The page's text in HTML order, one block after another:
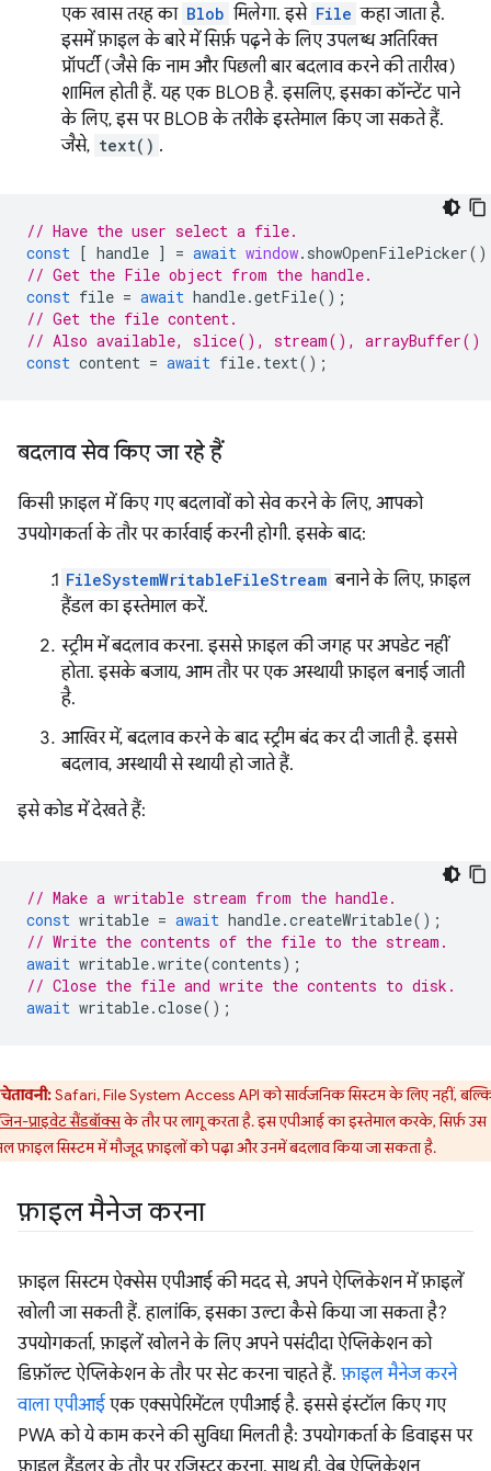
एक खास तरह का Blob मिलेगा. इसे File कहा जाता है.
इसमें फ़ाइल के बारे में सिर्फ़ पढ़ने के लिए उपलब्ध अतिरिक्त
प्रॉपर्टी (जैसे कि नाम और पिछली बार बदलाव करने की तारीख)
शामिल होती हैं. यह एक BLOB है. इसलिए, इसका कॉन्टेंट पाने
के लिए, इस पर BLOB के तरीके इस्तेमाल किए जा सकते हैं.
जैसे, text() .
// Have the user select a file.
const [ handle ] = await window. showOpenFilePicker
// Get the File object from the handle.
const file = await handle.getFile();
// Get the file content.
// Also available, slice(), stream(), arrayBuffer()
const content = await file. text();
बदलाव सेव किए जा रहे हैं
किसी फ़ाइल में किए गए बदलावों को सेव करने के लिए, आपको
उपयोगकर्ता के तौर पर कार्रवाई करनी होगी. इसके बाद:
FileSystemWritableFileStream बनाने के लिए, फ़ाइल
हैंडल का इस्तेमाल करें.
स्ट्रीम में बदलाव करना. इससे फ़ाइल की जगह पर अपडेट नहीं
होता. इसके बजाय, आम तौर पर एक अस्थायी फ़ाइल बनाई जाती
है.
आखिर में, बदलाव करने के बाद स्ट्रीम बंद कर दी जाती है. इससे
बदलाव, अस्थायी से स्थायी हो जाते हैं.
इसे कोड में देखते हैं:
// Make a writable stream from the handle.
const writable = await handle.createWritable();
// Write the contents of the file to the stream.
await writable.write(contents);
// Close the file and write the contents to disk.
await writable.close();
चेतावनी:Safari, File System Access API को सार्वजनिक सिस्टम के लिए नहीं,
प्राइवेट सैंडबॉक्सके तौर पर लागू करता है. इस एपीआई का इस्तेमाल करके, सिर्फ़ उस
फ़ाइल सिस्टम में मौजूद फ़ाइलों को पढ़ा और उनमें बदलाव किया जा सकता है.
फ़ाइल मैनेज करना
फ़ाइल सिस्टम ऐक्सेस एपीआई की मदद से, अपने ऐप्लिकेशन में फ़ाइलें
खोली जा सकती हैं. हालांकि, इसका उल्टा कैसे किया जा सकता है?
उपयोगकर्ता, फ़ाइलें खोलने के लिए अपने पसंदीदा ऐप्लिकेशन को
डिफ़ॉल्ट ऐप्लिकेशन के तौर पर सेट करना चाहते हैं. फ़ाइल मैनेज करने
वाला एपीआई एक एक्सपेरिमेंटल एपीआई है. इससे इंस्टॉल किए गए
PWA को ये काम करने की सुविधा मिलती है: उपयोगकर्ता के डिवाइस पर
फ़ाइल हैंडलर के तौर पर रजिस्टर करना. साथ ही, वेब ऐप्लिकेशन